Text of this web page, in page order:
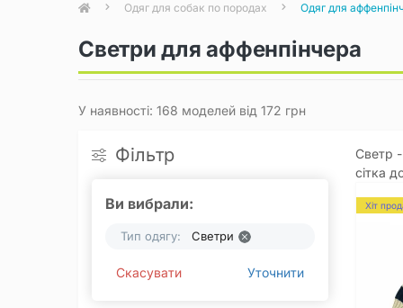
Одяг для собак по породах Одяг для
Светри для аффенпінчера
У наявності: 168 моделей від 172 грн
Фільтр
Ви вибрали:
Тип одягу: Светри
Скасувати Уточнити
Светр -
сітка
Хіт